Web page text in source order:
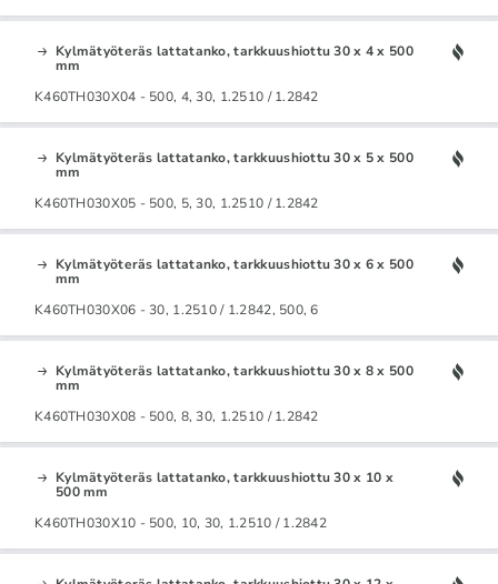
Kylmätyöteräs lattatanko, tarkkuushiottu 30 x 4 x 500
mm
K460TH030X04 - 500, 4, 30, 1.2510 / 1.2842
Kylmätyöteräs lattatanko, tarkkuushiottu 30 x 5 x 500
mm
K460TH030X05 - 500, 5, 30, 1.2510 / 1.2842
Kylmätyöteräs lattatanko, tarkkuushiottu 30 x 6 x 500
mm
K460TH030X06 - 30, 1.2510 / 1.2842, 500, 6
Kylmätyöteräs lattatanko, tarkkuushiottu 30 x 8 x 500
mm
K460TH030X08 - 500, 8, 30, 1.2510 / 1.2842
Kylmätyöteräs lattatanko, tarkkuushiottu 30 x 10 x
500 mm
K460TH030X10 - 500, 10, 30, 1.2510 / 1.2842